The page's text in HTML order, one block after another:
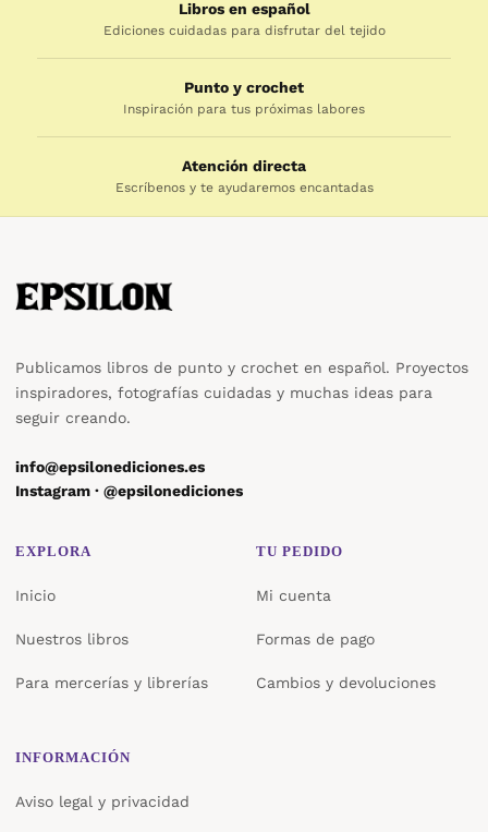
Libros en español
Ediciones cuidadas para disfrutar del tejido
Punto y crochet
Inspiración para tus próximas labores
Atención directa
Escríbenos y te ayudaremos encantadas
Publicamos libros de punto y crochet en español. Proyectos
inspiradores, fotografías cuidadas y muchas ideas para
seguir creando.
info@epsilonediciones.es
Instagram · @epsilonediciones
EXPLORA
Inicio
Nuestros libros
Para mercerías y librerías
TU PEDIDO
Mi cuenta
Formas de pago
Cambios y devoluciones
INFORMACIÓN
Aviso legal y privacidad